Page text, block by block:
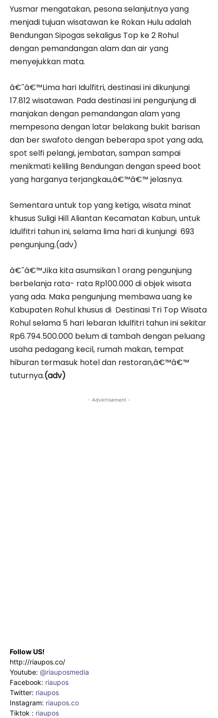
Yusmar mengatakan, pesona selanjutnya yang
menjadi tujuan wisatawan ke Rokan Hulu adalah
Bendungan Sipogas sekaligus Top ke 2 Rohul
dengan pemandangan alam dan air yang
menyejukkan mata.
â€˜â€™Lima hari Idulfitri, destinasi ini dikunjungi
17.812 wisatawan. Pada destinasi ini pengunjung di
manjakan dengan pemandangan alam yang
mempesona dengan latar belakang bukit barisan
dan ber swafoto dengan beberapa spot yang ada,
spot selfi pelangi, jembatan, sampan sampai
menikmati keliling Bendungan dengan speed boot
yang harganya terjangkau,â€™â€™ jelasnya.
Sementara untuk top yang ketiga, wisata minat
khusus Suligi Hill Aliantan Kecamatan Kabun, untuk
Idulfitri tahun ini, selama lima hari di kunjungi 693
pengunjung.(adv)
â€˜â€™Jika kita asumsikan 1 orang pengunjung
berbelanja rata- rata Rp100.000 di objek wisata
yang ada. Maka pengunjung membawa uang ke
Kabupaten Rohul khusus di Destinasi Tri Top Wisata
Rohul selama 5 hari lebaran Idulfitri tahun ini sekitar
Rp6.794.500.000 belum di tambah dengan peluang
usaha pedagang kecil, rumah makan, tempat
hiburan termasuk hotel dan restoran,â€™â€™
tuturnya.(adv)
- Advertisement -
Follow US!
http://riaupos.co/
Youtube: @riauposmedia
Facebook: riaupos
Twitter: riaupos
Instagram: riaupos.co
Tiktok : riaupos